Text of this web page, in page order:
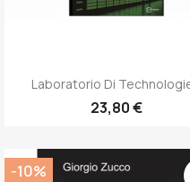
Anteprima
Laboratorio Di
23,80 €
-10%